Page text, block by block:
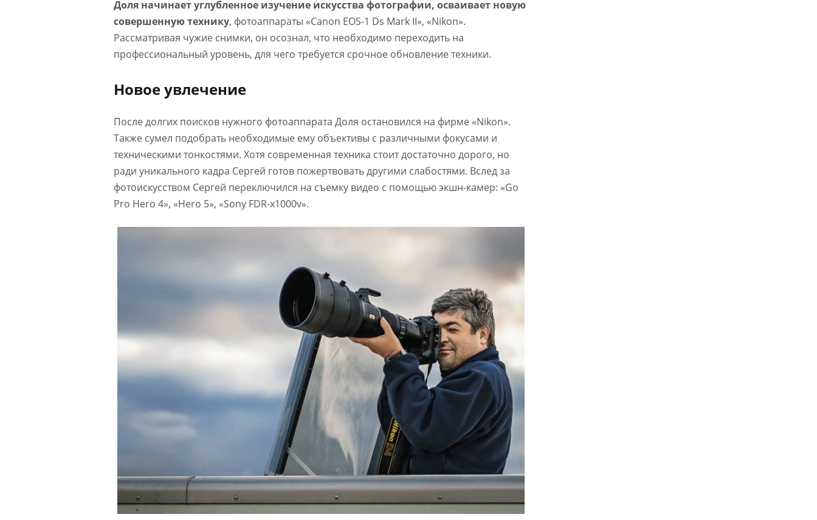
Доля начинает углубленное изучение искусства фотографии, осваивает новую
совершенную технику, фотоаппараты «Canon EOS-1 Ds Mark II», «Nikon».
Рассматривая чужие снимки, он осознал, что необходимо переходить на
профессиональный уровень, для чего требуется срочное обновление техники.
Новое увлечение
После долгих поисков нужного фотоаппарата Доля остановился на фирме «Nikon».
Также сумел подобрать необходимые ему объективы с различными фокусами и
техническими тонкостями. Хотя современная техника стоит достаточно дорого, но
ради уникального кадра Сергей готов пожертвовать другими слабостями. Вслед за
фотоискусством Сергей переключился на съемку видео с помощью экшн-камер: «Go
Pro Hero 4», «Hero 5», «Sony FDR-x1000v».